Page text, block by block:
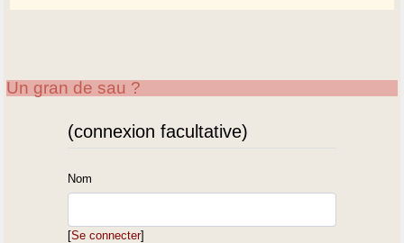
Un gran de sau ?
(connexion facultative)
Nom
[Se connecter]